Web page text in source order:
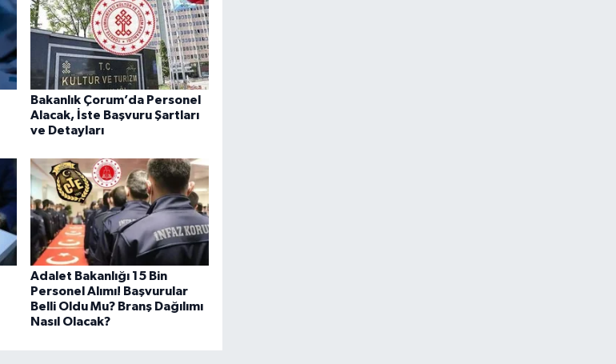
Bakanlık Çorum’da Personel
Alacak, İste Başvuru Şartları
ve Detayları
Adalet Bakanlığı 15 Bin
Personel Alımı! Başvurular
Belli Oldu Mu? Branş Dağılımı
Nasıl Olacak?